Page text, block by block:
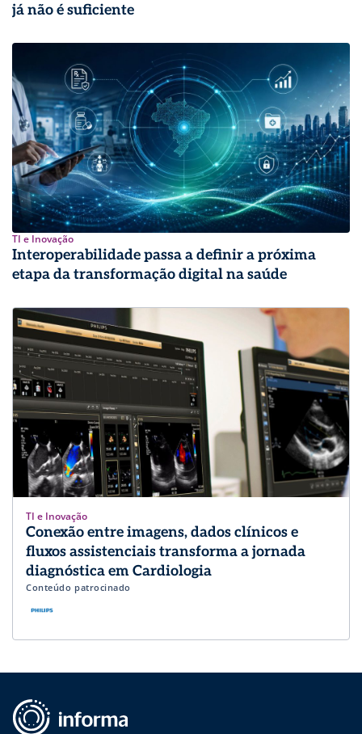
já não é suficiente
TI e Inovação
Interoperabilidade passa a definir a próxima
etapa da transformação digital na saúde
TI e Inovação
Conexão entre imagens, dados clínicos e
fluxos assistenciais transforma a jornada
diagnóstica em Cardiologia
Conteúdo patrocinado